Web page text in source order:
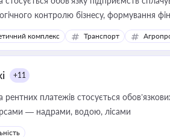
контролю бізнесу, формування
комплекс Транспорт
+11
рентних платежів стосується
— надрами, водою, лісами